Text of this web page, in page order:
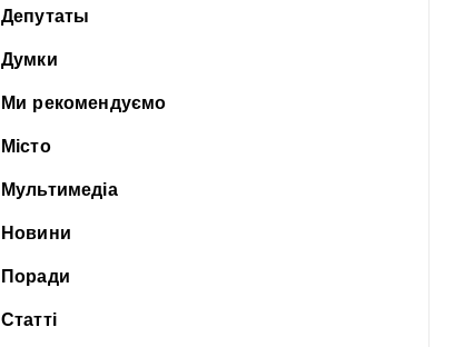
Депутаты
Думки
Ми рекомендуємо
Місто
Мультимедіа
Новини
Поради
Статті